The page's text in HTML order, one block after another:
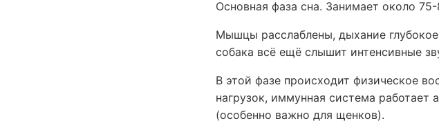
Основная фаза сна. Занимает около
Мышцы расслаблены, дыхание
собака всё ещё слышит интенсивные
В этой фазе происходит физическое
нагрузок, иммунная система
(особенно важно для щенков).